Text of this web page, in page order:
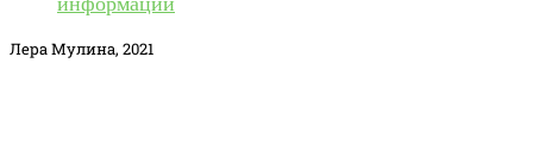
Лера Мулина, 2021